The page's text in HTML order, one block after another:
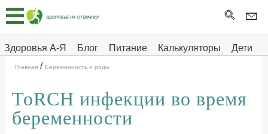
Здоровья А-Я Блог Питание Калькуляторы
Дети
Здоровье на отлично
Главная
Тесты
Про
ДЕТЯМ
Главная / Беременность и роды
ToRCH инфекции во время
беременности